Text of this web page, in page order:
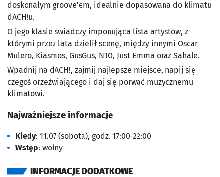
doskonałym groove'em, idealnie dopasowana do klimatu
dACH!u.
O jego klasie świadczy imponująca lista artystów, z
którymi przez lata dzielił scenę, między innymi Oscar
Mulero, Kiasmos, GusGus, NTO, Just Emma oraz Sahale.
Wpadnij na dACH!, zajmij najlepsze miejsce, napij się
czegoś orzeźwiającego i daj się porwać muzycznemu
klimatowi.
Najważniejsze informacje
Kiedy: 11.07 (sobota), godz. 17:00-22:00
Wstęp: wolny
INFORMACJE DODATKOWE